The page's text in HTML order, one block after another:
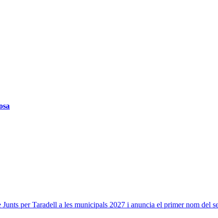
per Taradell a les municipals 2027 i anuncia el primer nom del